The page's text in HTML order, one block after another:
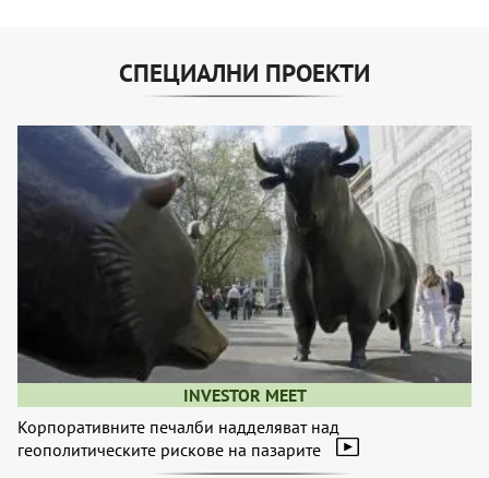
СПЕЦИАЛНИ ПРОЕКТИ
INVESTOR MEET
Корпоративните печалби надделяват над
геополитическите рискове на пазарите